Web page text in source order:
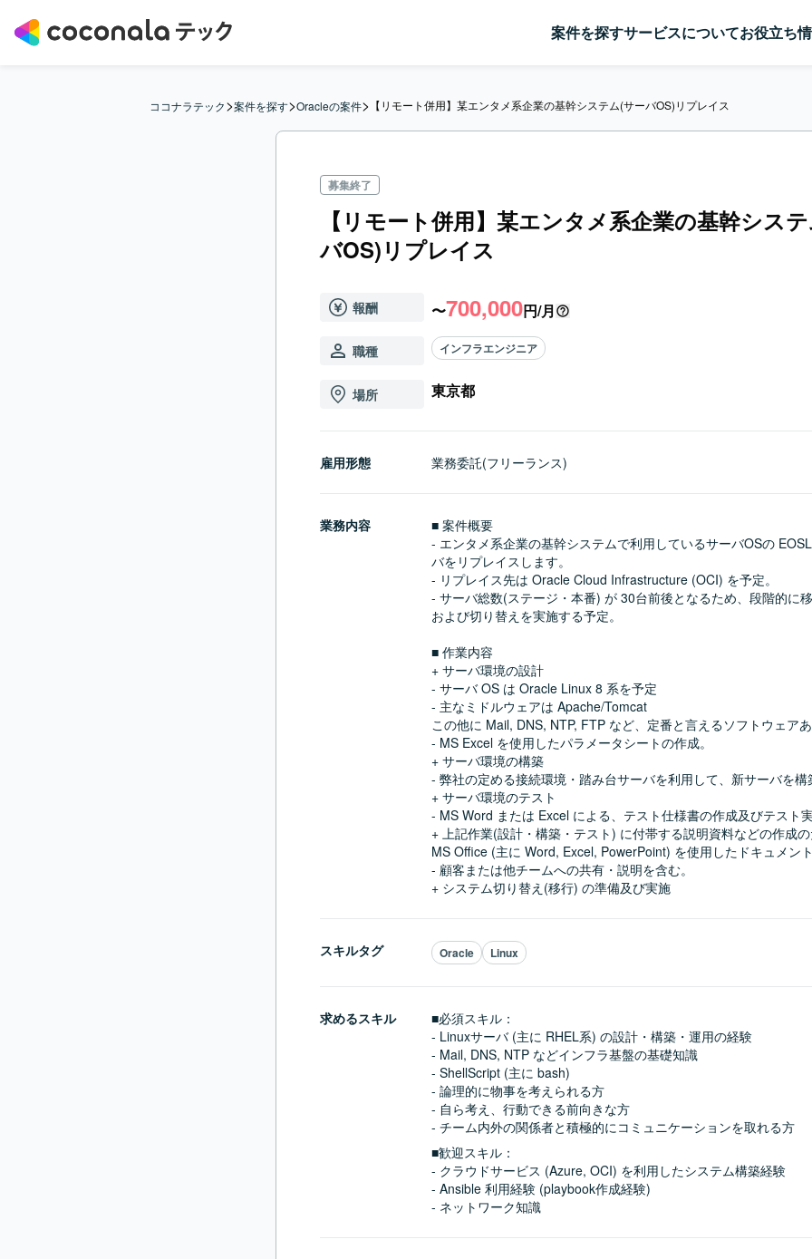
案件を探すサービスについてお役立ち
ココナラテック>案件を探す>Oracleの案件> 【リモート併用】某エンタメ系企業の基幹システム(サーバOS)リプレイス
募集終了
【リモート併用】某エンタメ系企業の基幹シス
バOS)リプレイス
報酬 〜700,000円/月
職種 インフラエンジニア
場所 東京都
雇用形態 業務委託(フリーランス)
業務内容
■ 案件概要
- エンタメ系企業の基幹システムで利用しているサーバOSの
バをリプレイスします。
- リプレイス先は Oracle Cloud Infrastructure (OCI) を予定。
- サーバ総数(ステージ・本番) が 30台前後となるため、段階的に
および切り替えを実施する予定。
■ 作業内容
+ サーバ環境の設計
- サーバ OS は Oracle Linux 8 系を予定
- 主なミドルウェアは Apache/Tomcat
この他に Mail, DNS, NTP, FTP など、定番と言えるソフトウェア
- MS Excel を使用したパラメータシートの作成。
+ サーバ環境の構築
- 弊社の定める接続環境・踏み台サーバを利用して、新サーバを構
+ サーバ環境のテスト
- MS Word または Excel による、テスト仕様書の作成及びテスト
+ 上記作業(設計・構築・テスト) に付帯する説明資料などの作成
MS Office (主に Word, Excel, PowerPoint) を使用したドキュメン
- 顧客または他チームへの共有・説明を含む。
+ システム切り替え(移行) の準備及び実施
スキルタグ Oracle Linux
求めるスキル
■必須スキル：
- Linuxサーバ (主に RHEL系) の設計・構築・運用の経験
- Mail, DNS, NTP などインフラ基盤の基礎知識
- ShellScript (主に bash)
- 論理的に物事を考えられる方
- 自ら考え、行動できる前向きな方
- チーム内外の関係者と積極的にコミュニケーションを取れる方
■歓迎スキル：
- クラウドサービス (Azure, OCI) を利用したシステム構築経験
- Ansible 利用経験 (playbook作成経験)
- ネットワーク知識